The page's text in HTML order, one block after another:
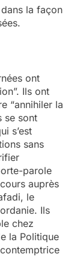
la façon
ont
Ils ont
“annihiler la
se sont
s’est
sans
parole
auprès
le
Ils
chez
la Politique